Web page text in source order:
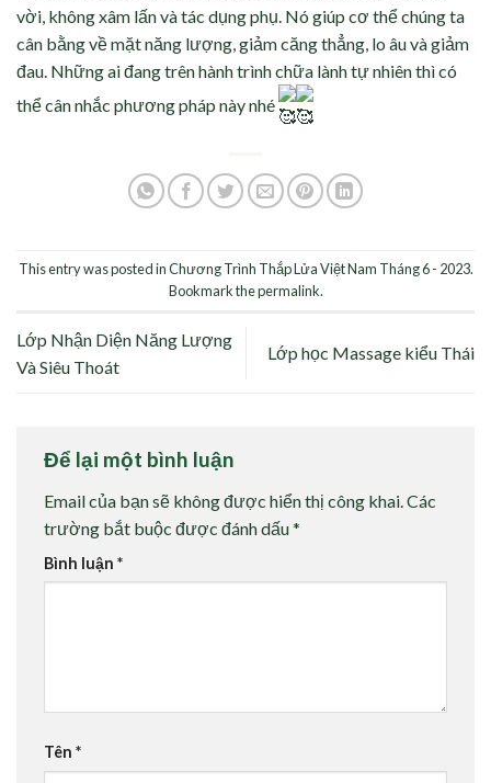
vời, không xâm lấn và tác dụng phụ. Nó giúp cơ thể chúng ta
cân bằng về mặt năng lượng, giảm căng thẳng, lo âu và giảm
đau. Những ai đang trên hành trình chữa lành tự nhiên thì có
thể cân nhắc phương pháp này nhé
This entry was posted inChương Trình Thắp Lửa Việt Nam Tháng 6 - 2023.
Bookmark thepermalink.
Lớp Nhận Diện Năng Lượng
Và Siêu Thoát
Lớp học Massage kiểu Thái
Để lại một bình luận
Email của bạn sẽ không được hiển thị công khai. Các
trường bắt buộc được đánh dấu*
Bình luận *
Tên *